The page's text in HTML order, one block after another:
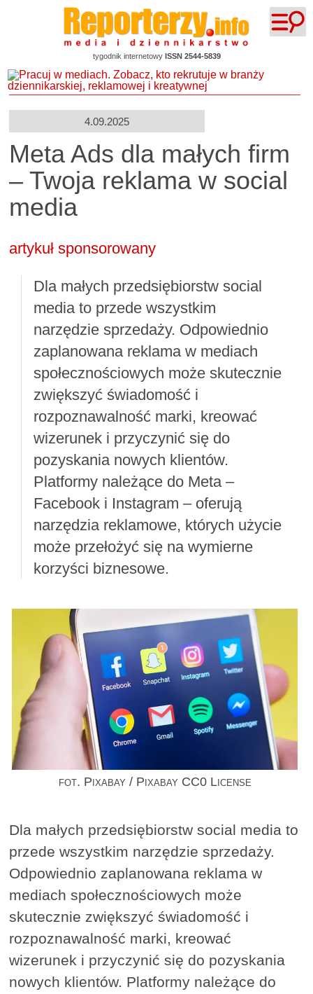
tygodnik internetowy ISSN 2544-5839
4.09.2025
Meta Ads dla małych firm
– Twoja reklama w social
media
artykuł sponsorowany
Dla małych przedsiębiorstw social
media to przede wszystkim
narzędzie sprzedaży. Odpowiednio
zaplanowana reklama w mediach
społecznościowych może skutecznie
zwiększyć świadomość i
rozpoznawalność marki, kreować
wizerunek i przyczynić się do
pozyskania nowych klientów.
Platformy należące do Meta –
Facebook i Instagram – oferują
narzędzia reklamowe, których użycie
może przełożyć się na wymierne
korzyści biznesowe.
fot. Pixabay / Pixabay CC0 License
Dla małych przedsiębiorstw social media to
przede wszystkim narzędzie sprzedaży.
Odpowiednio zaplanowana reklama w
mediach społecznościowych może
skutecznie zwiększyć świadomość i
rozpoznawalność marki, kreować
wizerunek i przyczynić się do pozyskania
nowych klientów. Platformy należące do